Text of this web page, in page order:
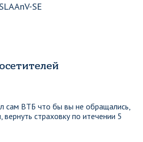
SE
сам ВТБ что бы вы не обращались,
вернуть страховку по итечении 5